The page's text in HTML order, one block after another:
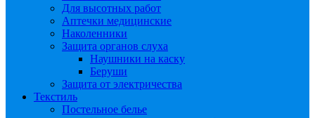
Для высотных работ
Аптечки медицинские
Наколенники
Защита органов слуха
Наушники на каску
Беруши
Защита от электричества
Текстиль
Постельное белье